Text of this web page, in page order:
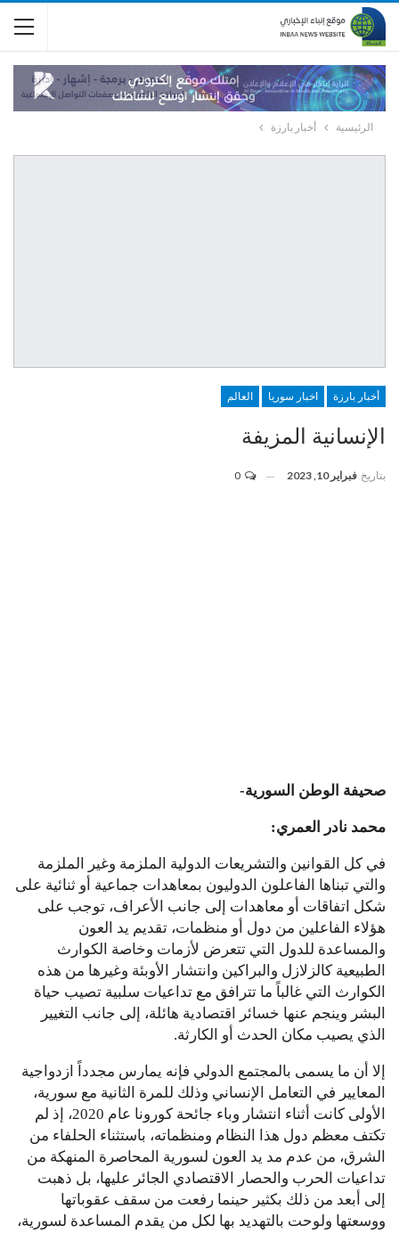
الرئيسية أخبار بارزة
أخبار بارزة اخبار سوريا العالم
الإنسانية المزيفة
بتاريخ فبراير 10, 2023
صحيفة الوطن السورية-
محمد نادر العمري:
في كل القوانين والتشريعات الدولية الملزمة وغير الملزمة
والتي تبناها الفاعلون الدوليون بمعاهدات جماعية أو ثنائية على
شكل اتفاقات أو معاهدات إلى جانب الأعراف، توجب على
هؤلاء الفاعلين من دول أو منظمات، تقديم يد العون
والمساعدة للدول التي تتعرض لأزمات وخاصة الكوارث
الطبيعية كالزلازل والبراكين وانتشار الأوبئة وغيرها من هذه
الكوارث التي غالباً ما تترافق مع تداعيات سلبية تصيب حياة
البشر وينجم عنها خسائر اقتصادية هائلة، إلى جانب التغيير
الذي يصيب مكان الحدث أو الكارثة.
إلا أن ما يسمى بالمجتمع الدولي فإنه يمارس مجدداً ازدواجية
المعايير في التعامل الإنساني وذلك للمرة الثانية مع سورية،
الأولى كانت أثناء انتشار وباء جائحة كورونا عام 2020، إذ لم
تكتف معظم دول هذا النظام ومنظماته، باستثناء الحلفاء من
الشرق، من عدم مد يد العون لسورية المحاصرة المنهكة من
تداعيات الحرب والحصار الاقتصادي الجائر عليها، بل ذهبت
إلى أبعد من ذلك بكثير حينما رفعت من سقف عقوباتها
ووسعتها ولوحت بالتهديد بها لكل من يقدم المساعدة لسورية،